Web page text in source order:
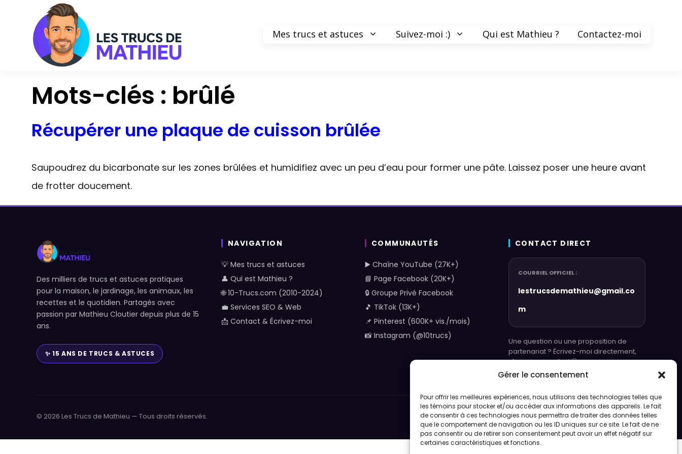
Gérer le consentement
Pour offrir les meilleures expériences, nous utilisons des technologies telles que
les témoins pour stocker et/ou accéder aux informations des appareils. Le fait
de consentir à ces technologies nous permettra de traiter des données telles
que le comportement de navigation ou les ID uniques sur ce site. Le fait de ne
pas consentir ou de retirer son consentement peut avoir un effet négatif sur
certaines caractéristiques et fonctions.
contenu
Mes trucs et astuces Suivez-moi :) Qui est Mathieu ? Contactez-moi
Mots-clés : brûlé
Récupérer une plaque de cuisson brûlée
Saupoudrez du bicarbonate sur les zones brûlées et humidifiez avec un peu d’eau pour former une pâte. Laissez poser une heure avant
de frotter doucement.
Des milliers de trucs et astuces pratiques
pour la maison, le jardinage, les animaux, les
recettes et le quotidien. Partagés avec
passion par Mathieu Cloutier depuis plus de 15
ans.
✨ 15 ANS DE TRUCS & ASTUCES
NAVIGATION
💡 Mes trucs et astuces
👤 Qui est Mathieu ?
🌐 10-Trucs.com (2010-2024)
💼 Services SEO & Web
📩 Contact & Écrivez-moi
COMMUNAUTÉS
▶️ Chaîne YouTube (27K+)
📘 Page Facebook (20K+)
🔒 Groupe Privé Facebook
🎵 TikTok (13K+)
📌 Pinterest (600K+ vis./mois)
📸 Instagram (@10trucs)
CONTACT DIRECT
COURRIEL OFFICIEL :
lestrucsdemathieu@gmail.co
m
Une question ou une proposition de
partenariat ? Écrivez-moi directement,
réponse assurée ! 🙂
© 2026 Les Trucs de Mathieu — Tous droits réservés. Politique de confidentialité|Conception Web par MathieuCloutier.net